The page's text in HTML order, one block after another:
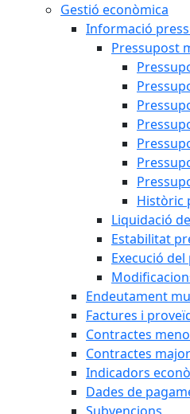
Gestió econòmica
Informació
Pressupost
Històric
Liquidació
Estabilitat
Execució
Endeutament
Factures i
Contractes
Contractes
Indicadors
Dades de